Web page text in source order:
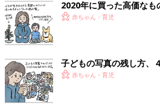
2020年に買った高価な
赤ちゃん・育児
子どもの写真の残し方、
赤ちゃん・育児